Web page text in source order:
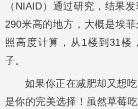
（NIAID）通过研究，结果
290米高的地方，大概是埃
照高度计算，从1楼到31楼
子。
如果你正在减肥却又想
是你的完美选择！虽然草莓